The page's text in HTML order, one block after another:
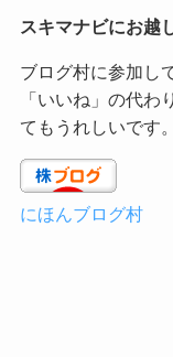
スキマナビにお越
ブログ村に参加し
「いいね」の代わ
てもうれしいです。
にほんブログ村